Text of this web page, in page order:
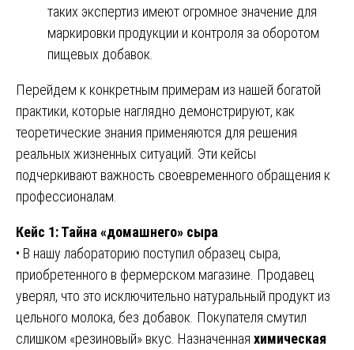
таких экспертиз имеют огромное значение для
маркировки продукции и контроля за оборотом
пищевых добавок.
Перейдем к конкретным примерам из нашей богатой
практики, которые наглядно демонстрируют, как
теоретические знания применяются для решения
реальных жизненных ситуаций. Эти кейсы
подчеркивают важность своевременного обращения к
профессионалам.
Кейс 1: Тайна «домашнего» сыра
• В нашу лабораторию поступил образец сыра,
приобретенного в фермерском магазине. Продавец
уверял, что это исключительно натуральный продукт из
цельного молока, без добавок. Покупателя смутил
слишком «резиновый» вкус. Назначенная химическая